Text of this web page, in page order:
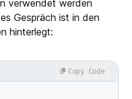
verwendet werden
Gespräch ist in den
hinterlegt:
Copy Code